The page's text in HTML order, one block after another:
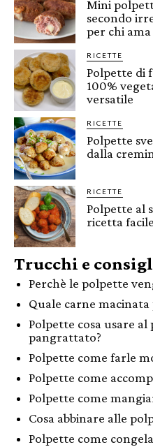
Mini
secondo
per chi
RICETTE
Polpette di
100%
versatile
RICETTE
Polpette
dalla
RICETTE
Polpette al
ricetta
Trucchi e
Perchè le polpette
Quale carne
Polpette cosa usare al
pangrattato?
Polpette come farle
Polpette come
Polpette come
Cosa abbinare alle
Polpette come